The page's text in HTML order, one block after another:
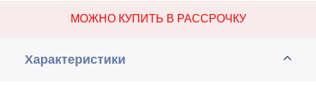
МОЖНО КУПИТЬ В РАССРОЧКУ
Характеристики